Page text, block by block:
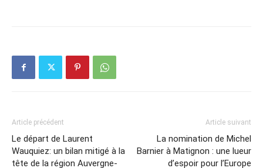
Article précédent
Le départ de Laurent
Wauquiez: un bilan mitigé à la
tête de la région Auvergne-
Article suivant
La nomination de Michel
Barnier à Matignon : une lueur
d’espoir pour l’Europe